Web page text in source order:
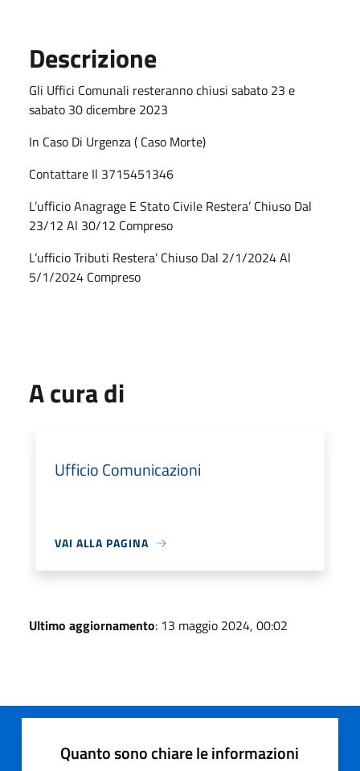
Descrizione
Gli Uffici Comunali resteranno chiusi sabato 23 e
sabato 30 dicembre 2023
In Caso Di Urgenza ( Caso Morte)
Contattare Il 3715451346
L’ufficio Anagrage E Stato Civile Restera’ Chiuso Dal
23/12 Al 30/12 Compreso
L’ufficio Tributi Restera’ Chiuso Dal 2/1/2024 Al
5/1/2024 Compreso
A cura di
Ufficio Comunicazioni
VAI ALLA PAGINA
Ultimo aggiornamento: 13 maggio 2024, 00:02
Quanto sono chiare le informazioni